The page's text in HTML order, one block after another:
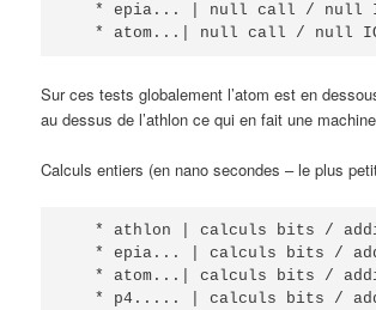
* epia... | null call / null
* atom...| null call / null
Sur ces tests globalement l’atom est en
au dessus de l’athlon ce qui en fait une
Calculs entiers (en nano secondes – le plus
* athlon | calculs bits /
* epia... | calculs bits /
* atom...| calculs bits /
* p4..... | calculs bits /